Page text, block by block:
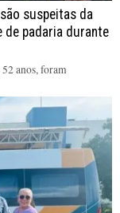
suspeitas da
padaria durante
anos, foram